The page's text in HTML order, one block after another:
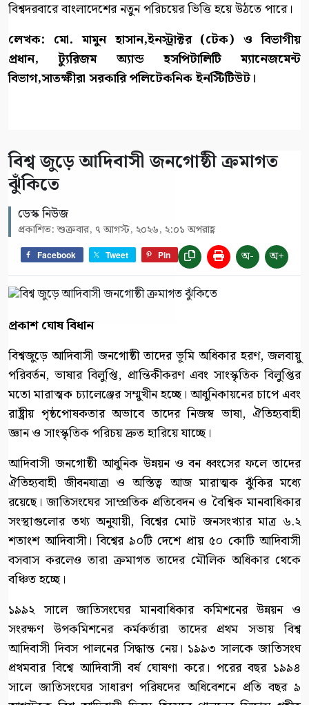
বিশ্বদরবারে বাংলাদেশের নতুন পরিচয়ের ভিত্তি হয়ে উঠতে পারে।
লেখক: মো. মামুন হাসান,ইনস্ট্রাক্টর (টেক) ও বিভাগীয়
প্রধান, ট্যুরিজম অ্যান্ড হসপিটালিটি ম্যানেজমেন্ট
বিভাগ,সাতক্ষীরা সরকারি পলিটেকনিক ইনস্টিটিউট।
বিশ্ব জুড়ে আদিবাসী জনগোষ্ঠী ক্রমাগত
ঝুঁকিতে
ডেস্ক নিউজ
প্রকাশিত: শুক্রবার, ৭ আগস্ট, ২০২৬, ২:০১ অপরাহ্ণ
Facebook Tweet Pin অ- অ+
প্রকাশ ঘোষ বিধান
বিশ্বজুড়ে আদিবাসী জনগোষ্ঠী তাদের ভূমি অধিকার হরণ, জলবায়ু
পরিবর্তন, ভাষার বিলুপ্তি, প্রান্তিকীকরণ এবং সাংস্কৃতিক বিলুপ্তির
মতো মারাত্মক চ্যালেঞ্জের সম্মুখীন হচ্ছে। আধুনিকায়নের চাপে এবং
রাষ্ট্রীয় পৃষ্ঠপোষকতার অভাবে তাদের নিজস্ব ভাষা, ঐতিহ্যবাহী
জ্ঞান ও সাংস্কৃতিক পরিচয় দ্রুত হারিয়ে যাচ্ছে।
আদিবাসী জনগোষ্ঠী আধুনিক উন্নয়ন ও বন ধ্বংসের ফলে তাদের
ঐতিহ্যবাহী জীবনযাত্রা ও অস্তিত্ব আজ মারাত্মক ঝুঁকির মধ্যে
রয়েছে। জাতিসংঘের সাম্প্রতিক প্রতিবেদন ও বৈশ্বিক মানবাধিকার
সংস্থাগুলোর তথ্য অনুযায়ী, বিশ্বের মোট জনসংখ্যার মাত্র ৬.২
শতাংশ আদিবাসী। বিশ্বের ৯০টি দেশে প্রায় ৫০ কোটি আদিবাসী
বসবাস করলেও তারা ক্রমাগত তাদের মৌলিক অধিকার থেকে
বঞ্চিত হচ্ছে।
১৯৯২ সালে জাতিসংঘের মানবাধিকার কমিশনের উন্নয়ন ও
সংরক্ষণ উপকমিশনের কর্মকর্তারা তাদের প্রথম সভায় বিশ্ব
আদিবাসী দিবস পালনের সিদ্ধান্ত নেয়। ১৯৯৩ সালকে জাতিসংঘ
প্রথমবার বিশ্বে আদিবাসী বর্ষ ঘোষণা করে। পরের বছর ১৯৯৪
সালে জাতিসংঘের সাধারণ পরিষদের অধিবেশনে প্রতি বছর ৯